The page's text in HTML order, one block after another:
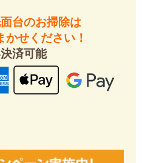
台のお掃除は
かせください！
済可能